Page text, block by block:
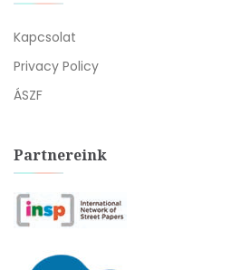
Kapcsolat
Privacy Policy
ÁSZF
Partnereink